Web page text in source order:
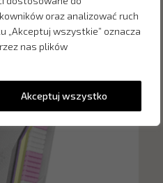
oraz analizować ruch
„Akceptuj wszystkie” oznacza
nas plików
Akceptuj wszystko
kategorii